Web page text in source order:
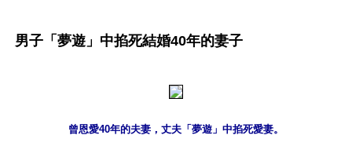
男子「夢遊」中掐死結婚40年的妻子
曾恩愛40年的夫妻，丈夫「夢遊」中掐死愛妻。